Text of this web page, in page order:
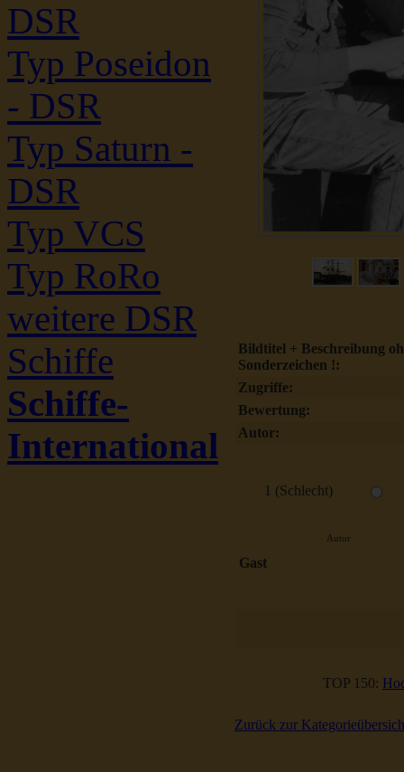
DSR
Typ Poseidon
- DSR
Typ Saturn -
DSR
Typ VCS
Typ RoRo
weitere DSR
Schiffe
Schiffe-
International
Bildtitel + Beschreibung
Sonderzeichen !:
Zugriffe:
Bewertung:
Autor:
1 (Schlecht)
Autor
Gast
TOP 150:
Zurück zur